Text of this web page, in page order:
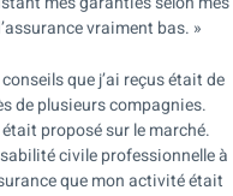
vraiment bas. »
que j’ai reçus était de
de plusieurs compagnies.
proposé sur le marché.
civile professionnelle à
que mon activité était